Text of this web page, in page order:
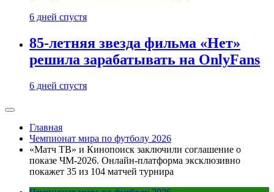
6 дней спустя
85-летняя звезда фильма «Нет»
решила зарабатывать на OnlyFans
6 дней спустя
Главная
Чемпионат мира по футболу 2026
«Матч ТВ» и Кинопоиск заключили соглашение о
показе ЧМ-2026. Онлайн-платформа эксклюзивно
покажет 35 из 104 матчей турнира